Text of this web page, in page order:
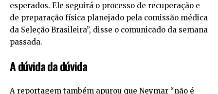
esperados. Ele seguirá o processo de recuperação e
de preparação física planejado pela comissão médica
da Seleção Brasileira”, disse o comunicado da semana
passada.
A dúvida da dúvida
A reportagem também apurou que Neymar “não é